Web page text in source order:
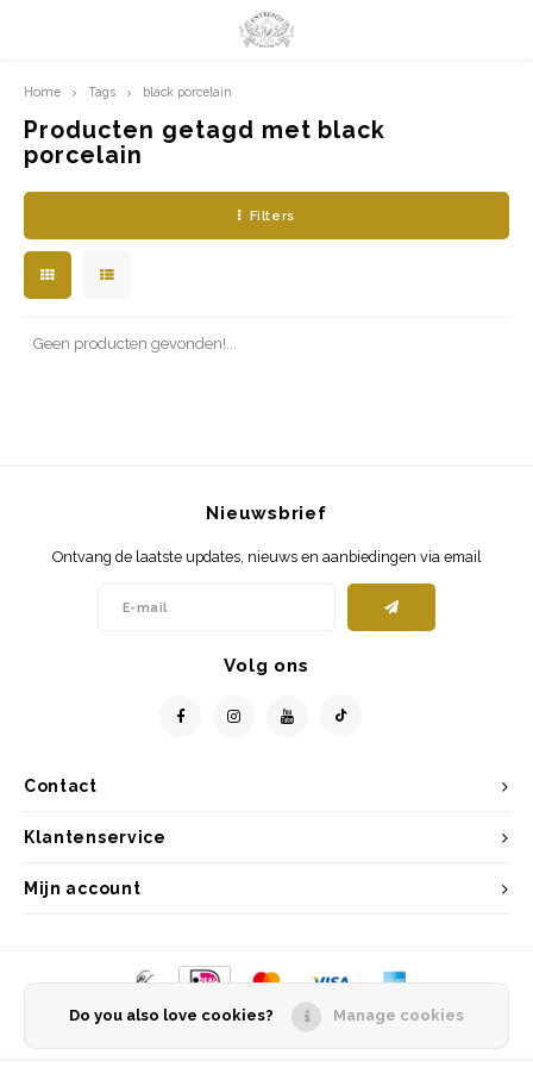
Hoofdmenu / limited prints
LIMITED PRINTS
AMSTERDAM
CLASSIC LADIES
Hoofdmenu
Taal
English
Home Tags black porcelain
Producten getagd met black
porcelain
Filters
Geen producten gevonden!...
Contact
Nieuwsbrief
Ontvang de laatste updates, nieuws en aanbiedingen via email
Volg ons
Klantenservice
Mijn account
© Copyright 2026 Entrepôt Holland - Powered byLightspeed- Theme by
Do you also love cookies? Manage cookies